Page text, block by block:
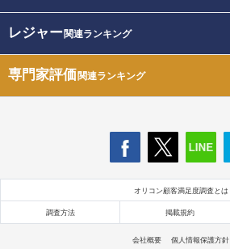
レジャー関連ランキング
専門家評価関連ランキング
オリコン顧客満足度調査とは
調査方法 掲載規約
会社概要 個人情報保護方針